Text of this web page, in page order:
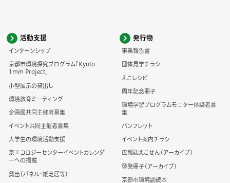
活動支援
インターンシップ
京都市環境探究プログラム「Kyoto
1mm Project」
小型展示の貸出し
環境教育ミーティング
企画展共同主催者募集
イベント共同主催者募集
大学生の環境活動支援
京エコロジーセンターイベントカレンダ
ーへの掲載
貸出（パネル・紙芝居等）
発行物
事業報告書
団体見学チラシ
えこレシピ
周年記念冊子
環境学習プログラムモニター体験者募
集
パンフレット
イベント案内チラシ
広報誌えこせん（アーカイブ）
啓発冊子（アーカイブ）
京都市環境副読本